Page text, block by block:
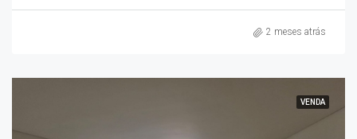
2 meses atrás
VENDA